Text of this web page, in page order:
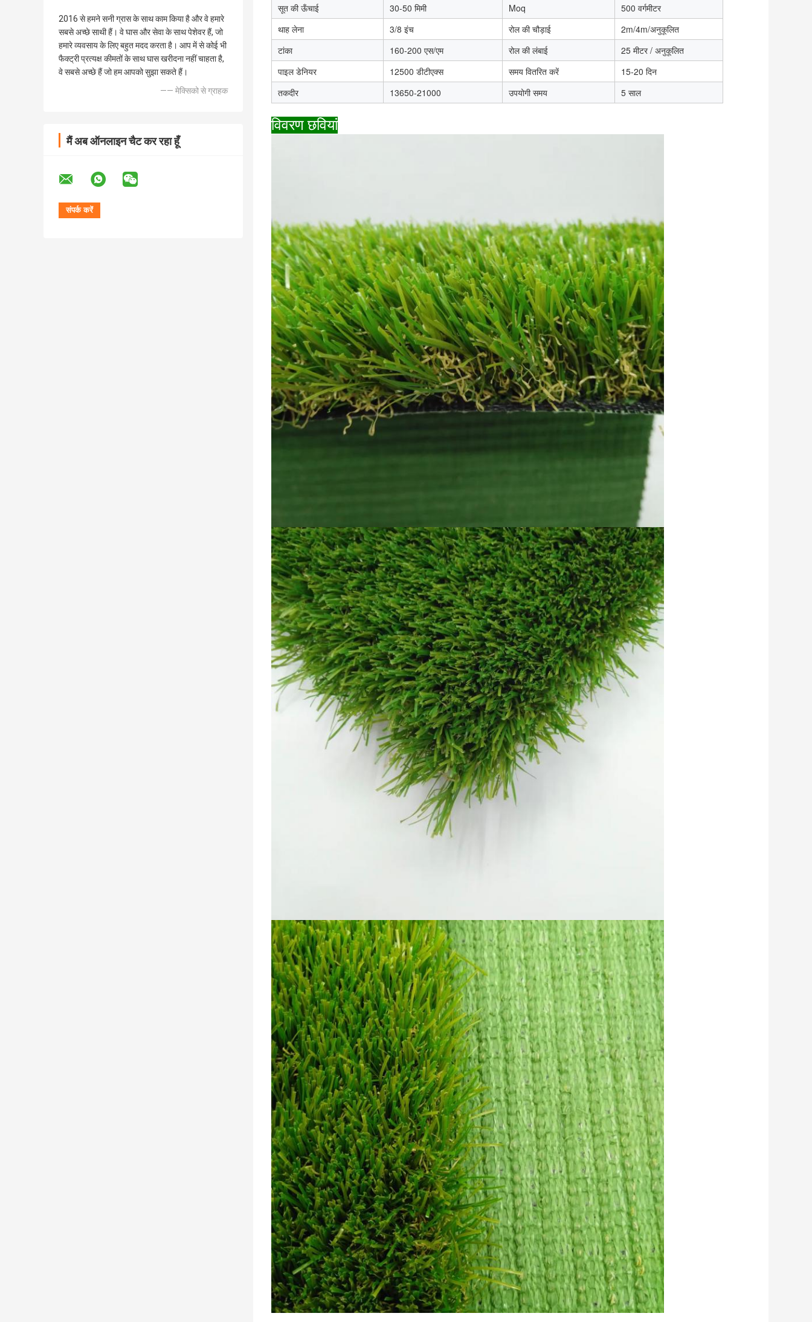
2016 से हमने सनी ग्रास के साथ काम किया है और वे हमारे
सबसे अच्छे साथी हैं। वे घास और सेवा के साथ पेशेवर हैं, जो
हमारे व्यवसाय के लिए बहुत मदद करता है। आप में से कोई भी
फैक्ट्री प्रत्यक्ष कीमतों के साथ घास खरीदना नहीं चाहता है,
वे सबसे अच्छे हैं जो हम आपको सुझा सकते हैं।
—— मेक्सिको से ग्राहक
मैं अब ऑनलाइन चैट कर रहा हूँ
सूत की ऊँचाई
30-50 मिमी Moq
500 वर्गमीटर
थाह लेना
3/8 इंच रोल की चौड़ाई
2m/4m/अनुकूलित
टांका
160-200 एस/एम रोल की लंबाई
25 मीटर / अनुकूलित
पाइल डेनियर
12500 डीटीएक्स समय वितरित करें
15-20 दिन
तकदीर
13650-21000 उपयोगी समय 5 साल
विवरण छवियां